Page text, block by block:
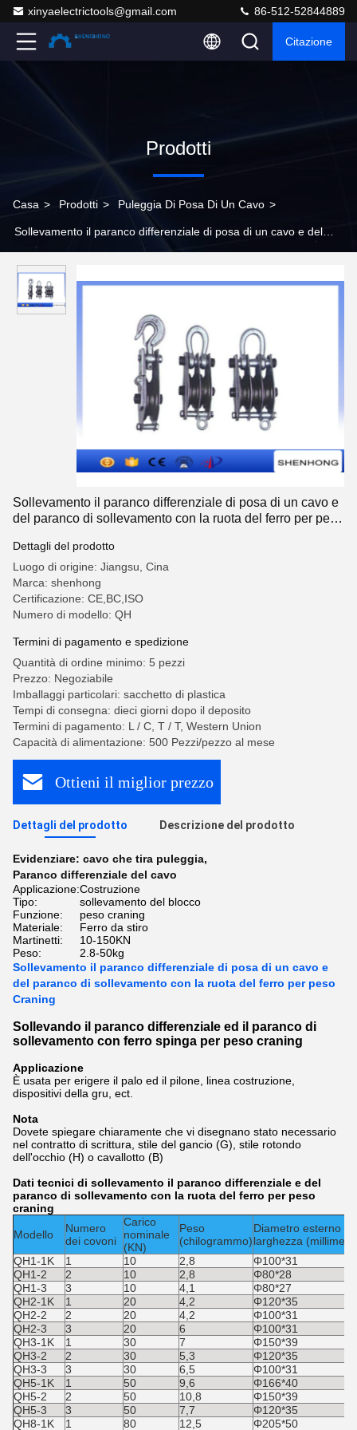
xinyaelectrictools@gmail.com 86-512-52844889
Citazione
Prodotti
Casa > Prodotti > Puleggia Di Posa Di Un Cavo >
Sollevamento il paranco differenziale di posa di un cavo e del
Sollevamento il paranco differenziale di posa di un cavo e
del paranco di sollevamento con la ruota del ferro per peso
Dettagli del prodotto
Luogo di origine: Jiangsu, Cina
Marca: shenhong
Certificazione: CE,BC,ISO
Numero di modello: QH
Termini di pagamento e spedizione
Quantità di ordine minimo: 5 pezzi
Prezzo: Negoziabile
Imballaggi particolari: sacchetto di plastica
Tempi di consegna: dieci giorni dopo il deposito
Termini di pagamento: L / C, T / T, Western Union
Capacità di alimentazione: 500 Pezzi/pezzo al mese
Ottieni il miglior prezzo
Dettagli del prodotto Descrizione del prodotto
Evidenziare: cavo che tira puleggia,
Paranco differenziale del cavo
Applicazione:Costruzione
Tipo:
sollevamento del blocco
Funzione:
peso craning
Materiale:
Ferro da stiro
Martinetti:
10-150KN
Peso:
2.8-50kg
Sollevamento il paranco differenziale di posa di un cavo e
del paranco di sollevamento con la ruota del ferro per peso
Craning
Sollevando il paranco differenziale ed il paranco di
sollevamento con ferro spinga per peso craning
Applicazione
È usata per erigere il palo ed il pilone, linea costruzione,
dispositivi della gru, ect.
Nota
Dovete spiegare chiaramente che vi disegnano stato necessario
nel contratto di scrittura, stile del gancio (G), stile rotondo
dell'occhio (H) o cavallotto (B)
Dati tecnici di sollevamento il paranco differenziale e del
paranco di sollevamento con la ruota del ferro per peso
craning
Modello
Numero
dei covoni
Carico
nominale
(KN)
Peso
(chilogrammo)
Diametro esterno *
larghezza
QH1-1K
1 10 2,8
Φ100*31
QH1-2
2 10 2,8
Φ80*28
QH1-3
3 10 4,1
Φ80*27
QH2-1K
1 20 4,2
Φ120*35
QH2-2
2 20 4,2
Φ100*31
QH2-3
3 20 6
Φ100*31
QH3-1K
1 30 7
Φ150*39
QH3-2
2 30 5,3
Φ120*35
QH3-3
3 30 6,5
Φ100*31
QH5-1K
1 50 9,6
Φ166*40
QH5-2
2 50 10,8
Φ150*39
QH5-3
3 50 7,7
Φ120*35
QH8-1K
1 80 12,5 Φ205*50